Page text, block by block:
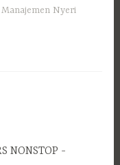
Nyeri
NONSTOP